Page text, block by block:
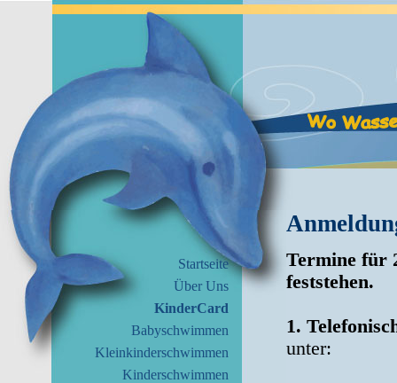
Startseite
Über Uns
KinderCard
Babyschwimmen
Kleinkinderschwimmen
Kinderschwimmen
Termine für
feststehen.
1.